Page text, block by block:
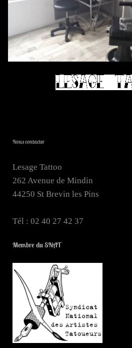
Nous contacter
Lesage Tattoo
262 Avenue de Mindin
44250 St Brevin les Pins
Tél : 02 40 27 42 37
Membre du SNAT